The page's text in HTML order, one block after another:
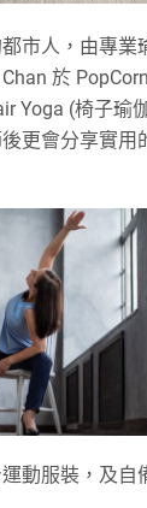
市人，由專業
於
Yoga (椅子瑜
更會分享實用
動服裝，及自